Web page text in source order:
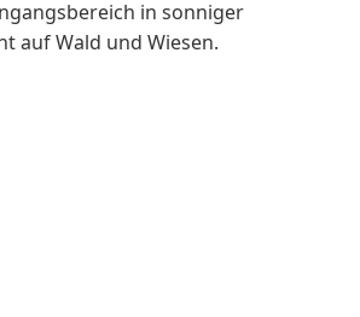
in sonniger
auf Wald und Wiesen.